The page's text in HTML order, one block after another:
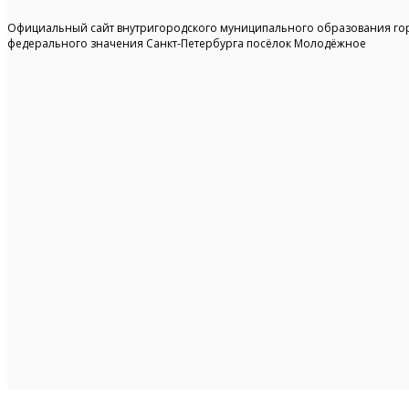
Официальный сайт внутригородского муниципального образования
федерального значения Санкт-Петербурга посёлок Молодёжное